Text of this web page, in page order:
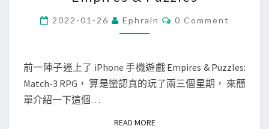
h
o
e
]
2022-01-26 Ephrain
C
N
S
0 Comment
前一陣子迷上了 iPhone 手機遊戲 Empires & Puzzles:
Match-3 RPG， 算是蠻認真的玩了兩三個星期， 來簡
單介紹一下這個…
READ MOREREAD MORE